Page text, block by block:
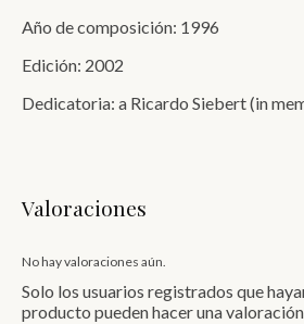
Año de composición: 1996
Edición: 2002
Dedicatoria: a Ricardo Siebert (in
Valoraciones
No hay valoraciones aún.
Solo los usuarios registrados que
producto pueden hacer una